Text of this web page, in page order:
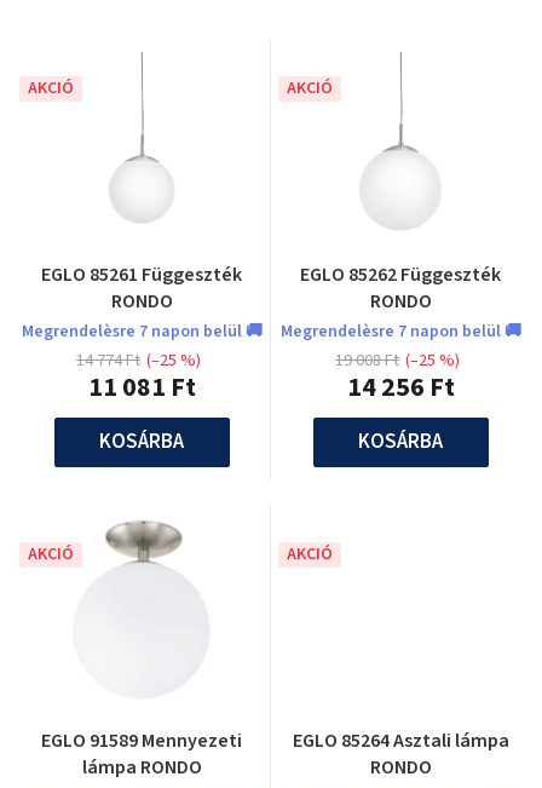
AKCIÓ
EGLO 85261 Függeszték
RONDO
Megrendelèsre 7 napon belül 🚚
11 081 Ft
14 774 Ft (–25 %)
KOSÁRBA
AKCIÓ
EGLO 85262 Függeszték
RONDO
Megrendelèsre 7 napon belül 🚚
14 256 Ft
19 008 Ft (–25 %)
KOSÁRBA
AKCIÓ
EGLO 91589 Mennyezeti
lámpa RONDO
AKCIÓ
EGLO 85264 Asztali lámpa
RONDO